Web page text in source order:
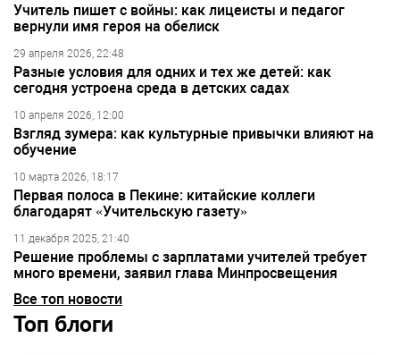
Учитель пишет с войны: как лицеисты и педагог
вернули имя героя на обелиск
29 апреля 2026, 22:48
Разные условия для одних и тех же детей: как
сегодня устроена среда в детских садах
10 апреля 2026, 12:00
Взгляд зумера: как культурные привычки влияют на
обучение
10 марта 2026, 18:17
Первая полоса в Пекине: китайские коллеги
благодарят «Учительскую газету»
11 декабря 2025, 21:40
Решение проблемы с зарплатами учителей требует
много времени, заявил глава Минпросвещения
Все топ новости
Топ блоги